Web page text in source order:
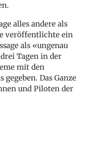
alles andere als
veröffentlichte ein
als «ungenau
Tagen in der
mit den
Das Ganze
und Piloten der